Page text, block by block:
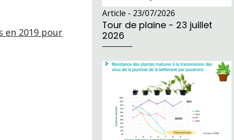
en 2019 pour
Article - 23/07/2026
Tour de plaine - 23 juillet
2026